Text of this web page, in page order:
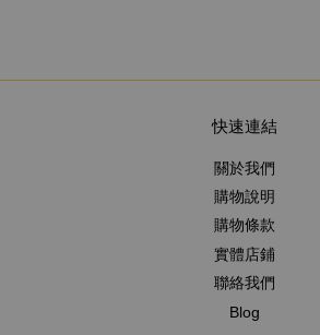
快速連結
關於我們
購物說明
購物條款
實體店鋪
聯絡我們
Blog